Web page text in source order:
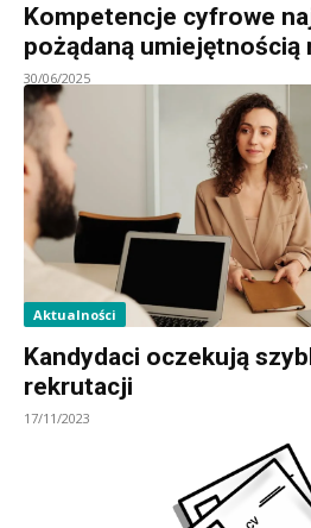
Kompetencje cyfrowe
pożądaną umiejętnością
30/06/2025
Aktualności
Kandydaci oczekują
rekrutacji
17/11/2023